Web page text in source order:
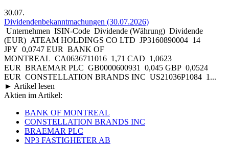
30.07.
Dividendenbekanntmachungen (30.07.2026)
Unternehmen ISIN-Code Dividende (Währung) Dividende
(EUR) ATEAM HOLDINGS CO LTD JP3160890004 14
JPY 0,0747 EUR BANK OF
MONTREAL CA0636711016 1,71 CAD 1,0623
EUR BRAEMAR PLC GB0000600931 0,045 GBP 0,0524
EUR CONSTELLATION BRANDS INC US21036P1084 1...
► Artikel lesen
Aktien im Artikel:
BANK OF MONTREAL
CONSTELLATION BRANDS INC
BRAEMAR PLC
NP3 FASTIGHETER AB